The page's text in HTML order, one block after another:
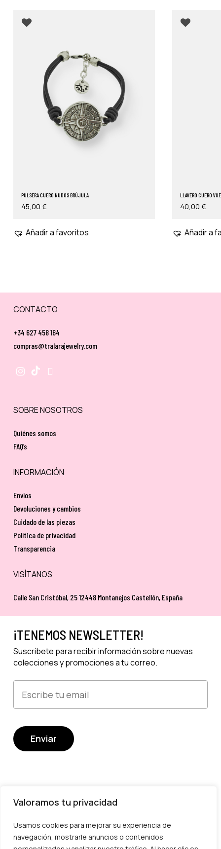
Valoramos tu privacidad
Usamos cookies para mejorar su experiencia de
navegación, mostrarle anuncios o contenidos
PULSERA CUERO NUDOS BRÚJULA
45,00 €
Añadir a favoritos
LLAVERO CUERO
40,00 €
Añadir a
CONTACTO
+34 627 458 164
compras@tralarajewelry.com
SOBRE NOSOTROS
Quiénes somos
FAQ’s
INFORMACIÓN
Envíos
Devoluciones y cambios
Cuidado de las piezas
Política de privacidad
Transparencia
VISÍTANOS
Calle San Cristóbal, 25 12448 Montanejos Castellón, España
¡TENEMOS NEWSLETTER!
Suscríbete para recibir información sobre nuevas
colecciones y promociones a tu correo.
Devoluciones y cambios